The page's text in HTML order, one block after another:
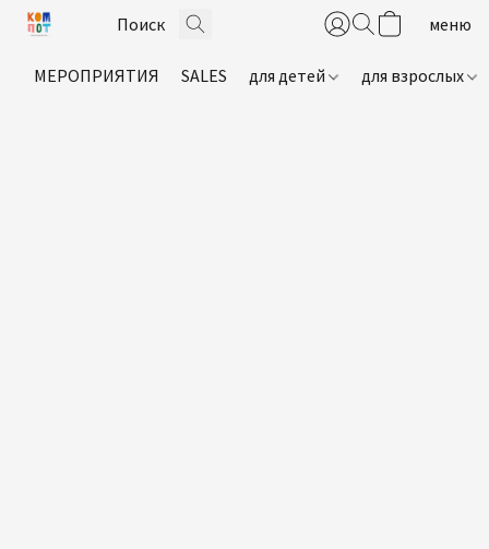
МЕРОПРИЯТИЯ SALES для детей для взрослых